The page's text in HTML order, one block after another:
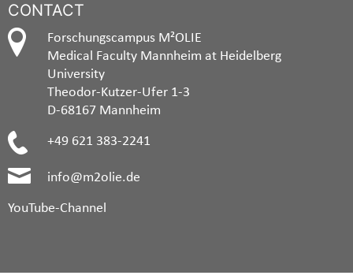
CONTACT
Forschungscampus M²OLIE
Medical Faculty Mannheim at Heidelberg
University
Theodor-Kutzer-Ufer 1-3
D-68167 Mannheim
+49 621 383-2241
info@m2olie.de
YouTube-Channel